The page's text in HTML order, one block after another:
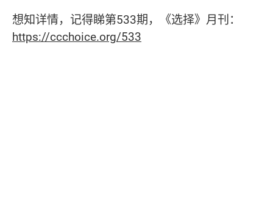
想知详情，记得睇第533期，《选择》月刊：
https://ccchoice.org/533